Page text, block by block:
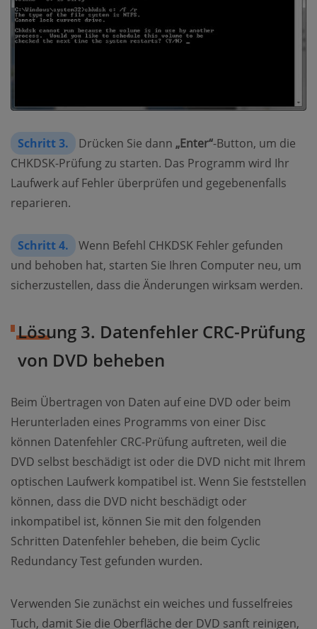
Schritt 3. Drücken Sie dann „Enter“-Button, um die
CHKDSK-Prüfung zu starten. Das Programm wird Ihr
Laufwerk auf Fehler überprüfen und gegebenenfalls
reparieren.
Schritt 4.
Wenn Befehl CHKDSK Fehler gefunden
und behoben hat, starten Sie Ihren Computer neu, um
sicherzustellen, dass die Änderungen wirksam werden.
Lösung 3. Datenfehler CRC-Prüfung
von DVD beheben
Beim Übertragen von Daten auf eine DVD oder beim
Herunterladen eines Programms von einer Disc
können Datenfehler CRC-Prüfung auftreten, weil die
DVD selbst beschädigt ist oder die DVD nicht mit Ihrem
optischen Laufwerk kompatibel ist. Wenn Sie feststellen
können, dass die DVD nicht beschädigt oder
inkompatibel ist, können Sie mit den folgenden
Schritten Datenfehler beheben, die beim Cyclic
Redundancy Test gefunden wurden.
Verwenden Sie zunächst ein weiches und fusselfreies
Tuch, damit Sie die Oberfläche der DVD sanft reinigen,